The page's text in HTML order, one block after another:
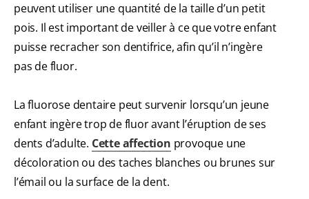
peuvent utiliser une quantité de la taille d’un petit
pois. Il est important de veiller à ce que votre enfant
puisse recracher son dentifrice, afin qu’il n’ingère
pas de fluor.
La fluorose dentaire peut survenir lorsqu’un jeune
enfant ingère trop de fluor avant l’éruption de ses
dents d’adulte. Cette affection provoque une
décoloration ou des taches blanches ou brunes sur
l’émail ou la surface de la dent.